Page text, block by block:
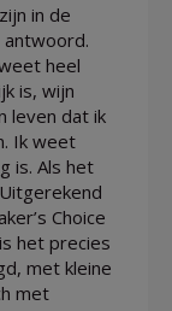
in de
heel
is, wijn
leven dat ik
Ik weet
is. Als het
Choice
het precies
met kleine
met